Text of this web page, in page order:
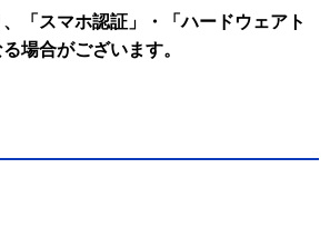
「スマホ認証」・「ハードウェアト
場合がございます。